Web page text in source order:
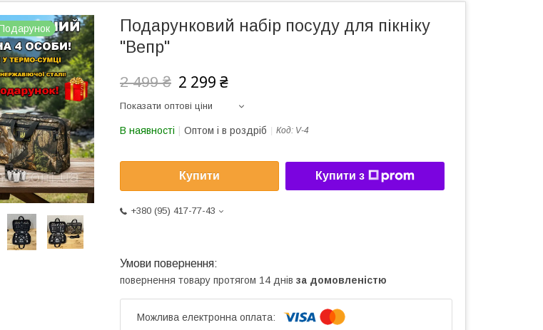
Подарунковий набір посуду для пікніку
"Вепр"
2 499 ₴ 2 299 ₴
Показати оптові ціни
В наявності Оптом і в роздріб Код: V-4
Купити Купити з
+380 (95) 417-77-43
повернення товару протягом 14 днів за домовленістю